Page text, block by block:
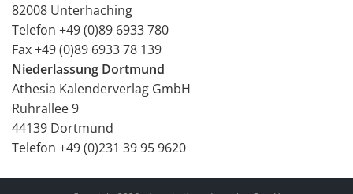
82008 Unterhaching
Telefon +49 (0)89 6933 780
Fax +49 (0)89 6933 78 139
Niederlassung Dortmund
Athesia Kalenderverlag GmbH
Ruhrallee 9
44139 Dortmund
Telefon +49 (0)231 39 95 9620